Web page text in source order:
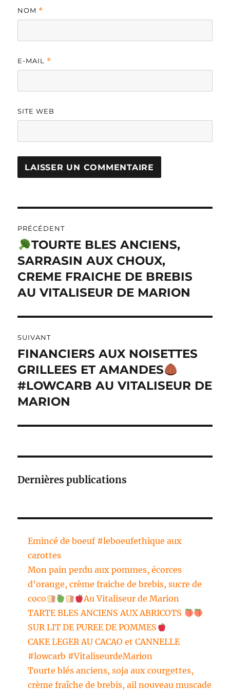
NOM *
E-MAIL *
SITE WEB
T
R
N
A
T
V
E
de
l’article
PRÉCÉDENT
Publication
précédente :
TOURTE BLES ANCIENS,
SARRASIN AUX CHOUX,
CREME FRAICHE DE BREBIS
AU VITALISEUR DE MARION
SUIVANT
Publication
suivante :
FINANCIERS AUX NOISETTES
GRILLEES ET AMANDES
#LOWCARB AU VITALISEUR DE
MARION
Dernières publications
Emincé de boeuf #leboeufethique aux
carottes
Mon pain perdu aux pommes, écorces
d’orange, crème fraiche de brebis, sucre de
coco
Au Vitaliseur de Marion
TARTE BLES ANCIENS AUX ABRICOTS
SUR LIT DE PUREE DE POMMES
CAKE LEGER AU CACAO et CANNELLE
#lowcarb #VitaliseurdeMarion
Tourte blés anciens, soja aux courgettes,
crème fraîche de brebis, ail nouveau muscade